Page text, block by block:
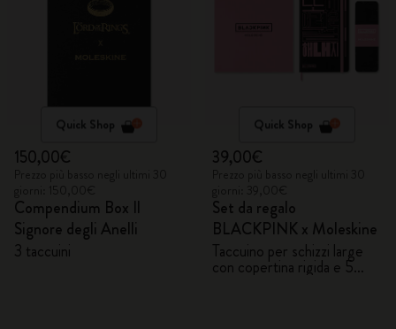
Quick Shop
150,00€
Compendium Box Il
Signore degli Anelli
3 taccuini
Quick Shop
39,00€
Set da regalo
BLACKPINK x Moleskine
Taccuino per schizzi large
con copertina rigida e 5
matite acquerellabili